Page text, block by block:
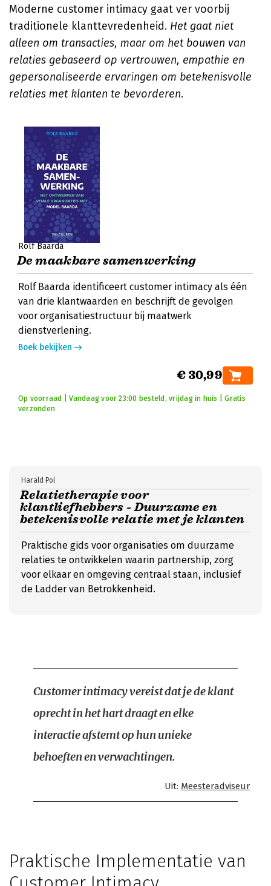
Moderne customer intimacy gaat ver voorbij
traditionele klanttevredenheid. Het gaat niet
alleen om transacties, maar om het bouwen van
relaties gebaseerd op vertrouwen, empathie en
gepersonaliseerde ervaringen om betekenisvolle
relaties met klanten te bevorderen.
Rolf Baarda
De maakbare samenwerking
Rolf Baarda identificeert customer intimacy als één
van drie klantwaarden en beschrijft de gevolgen
voor organisatiestructuur bij maatwerk
dienstverlening.
Boek bekijken
€ 30,99
Op voorraad | Vandaag voor 23:00 besteld, vrijdag in huis | Gratis
verzonden
Relatietherapie voor
klantliefhebbers - Duurzame en
betekenisvolle relatie met je klanten
Harald Pol
Praktische gids voor organisaties om duurzame
relaties te ontwikkelen waarin partnership, zorg
voor elkaar en omgeving centraal staan, inclusief
de Ladder van Betrokkenheid.
Customer intimacy vereist dat je de klant
oprecht in het hart draagt en elke
interactie afstemt op hun unieke
behoeften en verwachtingen.
Uit: Meesteradviseur
Praktische Implementatie van